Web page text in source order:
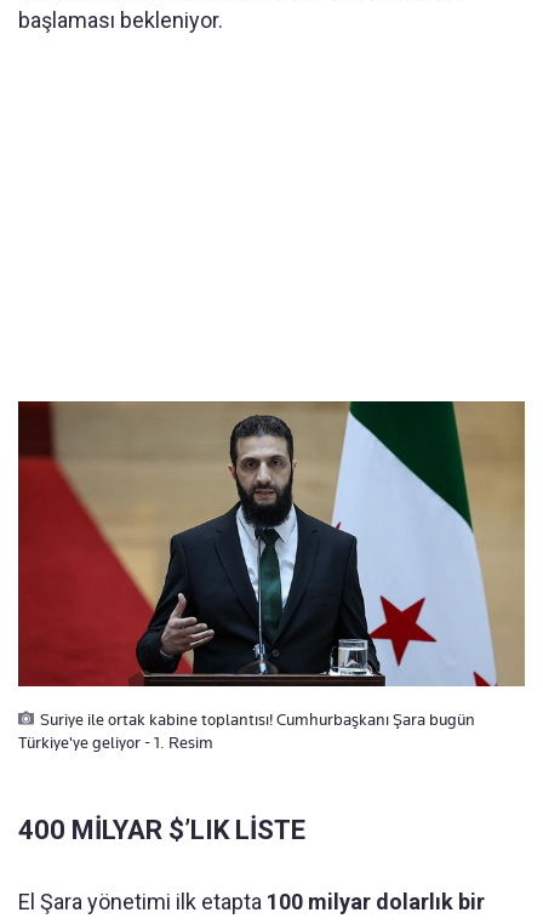
başlaması bekleniyor.
Suriye ile ortak kabine toplantısı! Cumhurbaşkanı Şara bugün
Türkiye'ye geliyor - 1. Resim
400 MİLYAR $’LIK LİSTE
El Şara yönetimi ilk etapta 100 milyar dolarlık bir